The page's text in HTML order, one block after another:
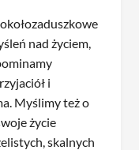
nad życiem,
i
Myślimy też o
życie
skalnych